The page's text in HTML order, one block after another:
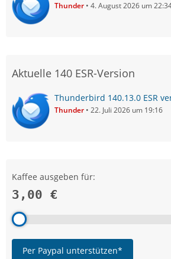
Thunder 4. August 2026 um
Aktuelle 140 ESR-Version
Thunderbird 140.13.0 ESR
Thunder 22. Juli 2026 um 19:16
Kaffee ausgeben für:
3,00 €
Per Paypal unterstützen*